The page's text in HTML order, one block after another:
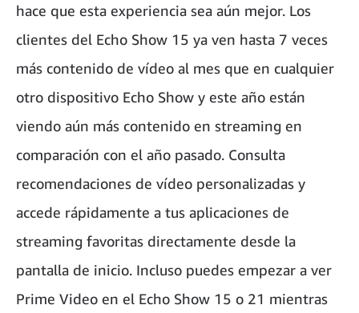
hace que esta experiencia sea aún mejor. Los
clientes del Echo Show 15 ya ven hasta 7 veces
más contenido de vídeo al mes que en cualquier
otro dispositivo Echo Show y este año están
viendo aún más contenido en streaming en
comparación con el año pasado. Consulta
recomendaciones de vídeo personalizadas y
accede rápidamente a tus aplicaciones de
streaming favoritas directamente desde la
pantalla de inicio. Incluso puedes empezar a ver
Prime Video en el Echo Show 15 o 21 mientras